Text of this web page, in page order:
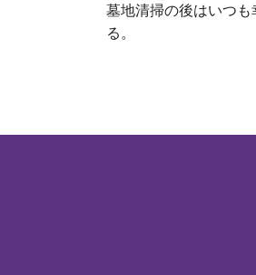
墓地清掃の後はいつ
る